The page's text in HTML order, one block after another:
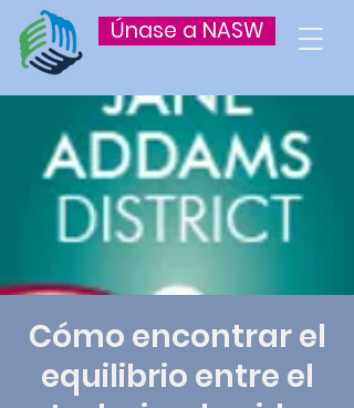
Únase a NASW
Cómo encontrar el
equilibrio entre el